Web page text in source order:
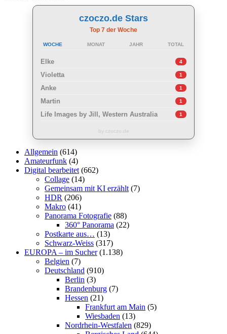
czoczo.de Stars
Top 7 der Woche
WOCHE MONAT JAHR TOTAL
Elke 4
Violetta 1
Anke 1
Martin 1
Life Images by Jill, Western Australia 1
by czoczo.de
Allgemein (614)
Amateurfunk (4)
Digital bearbeitet (662)
Collage (14)
Gemeinsam mit KI erzählt (7)
HDR (206)
Makro (41)
Panorama Fotografie (88)
360° Panorama (22)
Postkarte aus… (13)
Schwarz-Weiss (317)
EUROPA – im Sucher(1.138)
Belgien (7)
Deutschland (910)
Berlin (3)
Brandenburg (7)
Hessen (21)
Frankfurt am Main (5)
Wiesbaden (13)
Nordrhein-Westfalen (829)